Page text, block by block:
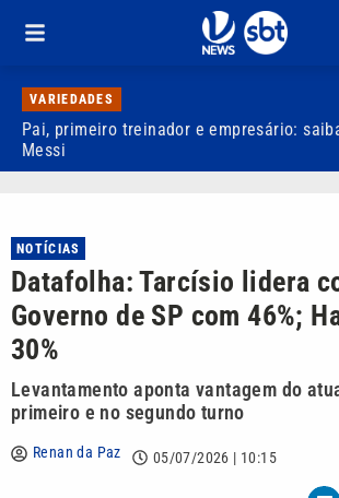
VARIEDADES
Pai, primeiro treinador e empresário:
Messi
NOTÍCIAS
Datafolha: Tarcísio lidera
Governo de SP com 46%;
30%
Levantamento aponta vantagem do
primeiro e no segundo turno
Renan da Paz 05/07/2026 | 10:15